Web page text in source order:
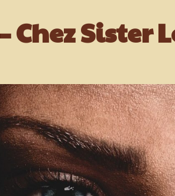
Chez Sister